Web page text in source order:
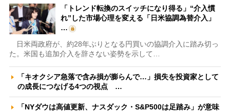
「トレンド転換のスイッチになり得る」“介入慣
れ”した市場心理を変える「日米協調為替介入」
…
日米両政府が、約28年ぶりとなる円買いの協調介入に踏み切っ
た。米国も追加介入を辞さない姿勢を示して…
「キオクシア急落で含み損が膨らんで…」損失を投資家として
の成長につなげる4つの視点 …
「NYダウは高値更新、ナスダック・S&P500は足踏み」が意味